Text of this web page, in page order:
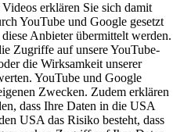
erklären Sie sich damit
YouTube und Google gesetzt
Anbieter übermittelt werden.
Zugriffe auf unsere YouTube-
die Wirksamkeit unserer
YouTube und Google
Zwecken. Zudem erklären
dass Ihre Daten in die USA
USA das Risiko besteht, dass